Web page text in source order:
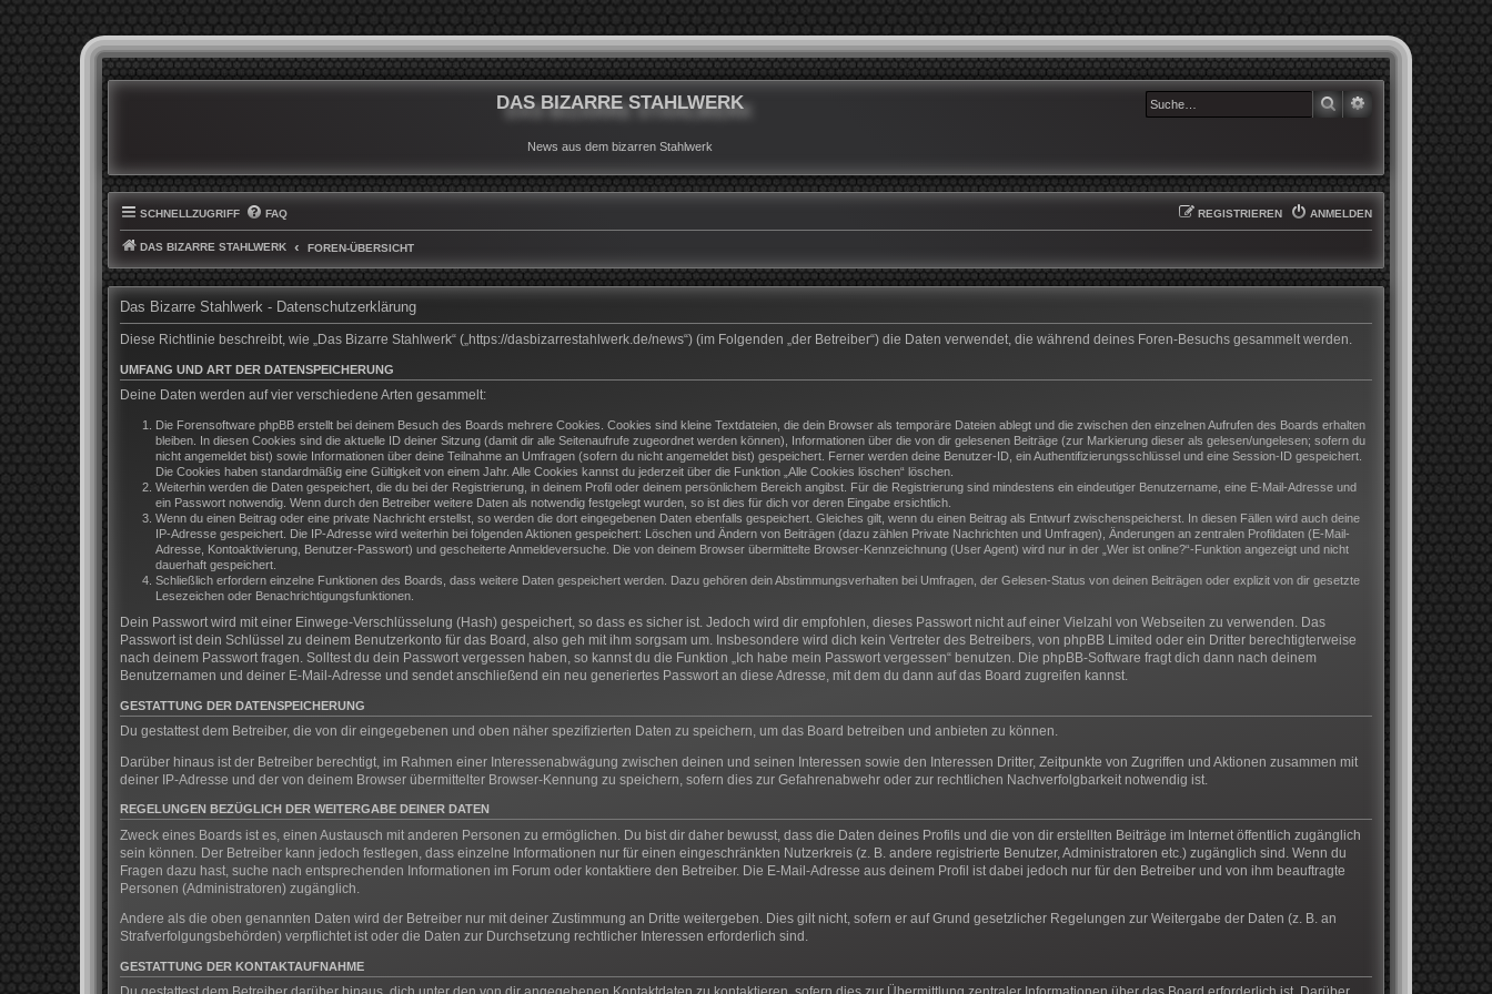
DAS BIZARRE STAHLWERK
News aus dem bizarren Stahlwerk
SUCHE
SCHNELLZUGRIFF FAQ ANMELDEN
REGISTRIEREN
DAS BIZARRE STAHLWERK FOREN-ÜBERSICHT
Das Bizarre Stahlwerk - Datenschutzerklärung
Diese Richtlinie beschreibt, wie „Das Bizarre Stahlwerk“ („https://dasbizarrestahlwerk.de/news“) (im Folgenden „der Betreiber“) die Daten verwendet, die während deines Foren-Besuchs gesammelt werden.
UMFANG UND ART DER DATENSPEICHERUNG
Deine Daten werden auf vier verschiedene Arten gesammelt:
Die Forensoftware phpBB erstellt bei deinem Besuch des Boards mehrere Cookies. Cookies sind kleine Textdateien, die dein Browser als temporäre Dateien ablegt und die zwischen den einzelnen Aufrufen des Boards erhalten
bleiben. In diesen Cookies sind die aktuelle ID deiner Sitzung (damit dir alle Seitenaufrufe zugeordnet werden können), Informationen über die von dir gelesenen Beiträge (zur Markierung dieser als gelesen/ungelesen; sofern du
nicht angemeldet bist) sowie Informationen über deine Teilnahme an Umfragen (sofern du nicht angemeldet bist) gespeichert. Ferner werden deine Benutzer-ID, ein Authentifizierungsschlüssel und eine Session-ID gespeichert.
Die Cookies haben standardmäßig eine Gültigkeit von einem Jahr. Alle Cookies kannst du jederzeit über die Funktion „Alle Cookies löschen“ löschen.
Weiterhin werden die Daten gespeichert, die du bei der Registrierung, in deinem Profil oder deinem persönlichem Bereich angibst. Für die Registrierung sind mindestens ein eindeutiger Benutzername, eine E-Mail-Adresse und
ein Passwort notwendig. Wenn durch den Betreiber weitere Daten als notwendig festgelegt wurden, so ist dies für dich vor deren Eingabe ersichtlich.
Wenn du einen Beitrag oder eine private Nachricht erstellst, so werden die dort eingegebenen Daten ebenfalls gespeichert. Gleiches gilt, wenn du einen Beitrag als Entwurf zwischenspeicherst. In diesen Fällen wird auch deine
IP-Adresse gespeichert. Die IP-Adresse wird weiterhin bei folgenden Aktionen gespeichert: Löschen und Ändern von Beiträgen (dazu zählen Private Nachrichten und Umfragen), Änderungen an zentralen Profildaten (E-Mail-
Adresse, Kontoaktivierung, Benutzer-Passwort) und gescheiterte Anmeldeversuche. Die von deinem Browser übermittelte Browser-Kennzeichnung (User Agent) wird nur in der „Wer ist online?“-Funktion angezeigt und nicht
dauerhaft gespeichert.
Schließlich erfordern einzelne Funktionen des Boards, dass weitere Daten gespeichert werden. Dazu gehören dein Abstimmungsverhalten bei Umfragen, der Gelesen-Status von deinen Beiträgen oder explizit von dir gesetzte
Lesezeichen oder Benachrichtigungsfunktionen.
Dein Passwort wird mit einer Einwege-Verschlüsselung (Hash) gespeichert, so dass es sicher ist. Jedoch wird dir empfohlen, dieses Passwort nicht auf einer Vielzahl von Webseiten zu verwenden. Das
Passwort ist dein Schlüssel zu deinem Benutzerkonto für das Board, also geh mit ihm sorgsam um. Insbesondere wird dich kein Vertreter des Betreibers, von phpBB Limited oder ein Dritter berechtigterweise
nach deinem Passwort fragen. Solltest du dein Passwort vergessen haben, so kannst du die Funktion „Ich habe mein Passwort vergessen“ benutzen. Die phpBB-Software fragt dich dann nach deinem
Benutzernamen und deiner E-Mail-Adresse und sendet anschließend ein neu generiertes Passwort an diese Adresse, mit dem du dann auf das Board zugreifen kannst.
GESTATTUNG DER DATENSPEICHERUNG
Du gestattest dem Betreiber, die von dir eingegebenen und oben näher spezifizierten Daten zu speichern, um das Board betreiben und anbieten zu können.
Darüber hinaus ist der Betreiber berechtigt, im Rahmen einer Interessenabwägung zwischen deinen und seinen Interessen sowie den Interessen Dritter, Zeitpunkte von Zugriffen und Aktionen zusammen mit
deiner IP-Adresse und der von deinem Browser übermittelter Browser-Kennung zu speichern, sofern dies zur Gefahrenabwehr oder zur rechtlichen Nachverfolgbarkeit notwendig ist.
REGELUNGEN BEZÜGLICH DER WEITERGABE DEINER DATEN
Zweck eines Boards ist es, einen Austausch mit anderen Personen zu ermöglichen. Du bist dir daher bewusst, dass die Daten deines Profils und die von dir erstellten Beiträge im Internet öffentlich zugänglich
sein können. Der Betreiber kann jedoch festlegen, dass einzelne Informationen nur für einen eingeschränkten Nutzerkreis (z. B. andere registrierte Benutzer, Administratoren etc.) zugänglich sind. Wenn du
Fragen dazu hast, suche nach entsprechenden Informationen im Forum oder kontaktiere den Betreiber. Die E-Mail-Adresse aus deinem Profil ist dabei jedoch nur für den Betreiber und von ihm beauftragte
Personen (Administratoren) zugänglich.
Andere als die oben genannten Daten wird der Betreiber nur mit deiner Zustimmung an Dritte weitergeben. Dies gilt nicht, sofern er auf Grund gesetzlicher Regelungen zur Weitergabe der Daten (z. B. an
Strafverfolgungsbehörden) verpflichtet ist oder die Daten zur Durchsetzung rechtlicher Interessen erforderlich sind.
GESTATTUNG DER KONTAKTAUFNAHME